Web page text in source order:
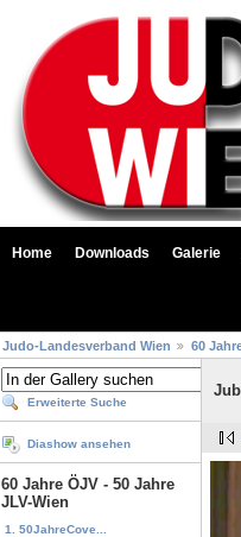
Home Downloads Galerie
Judo-Landesverband Wien 60
Erweiterte Suche
Diashow ansehen
60 Jahre ÖJV - 50 Jahre
JLV-Wien
1. 50JahreCove...